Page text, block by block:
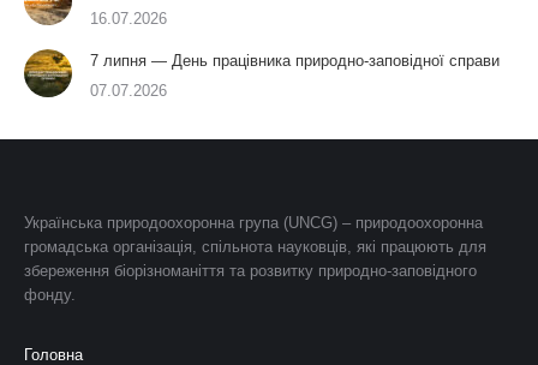
16.07.2026
7 липня — День працівника природно-заповідної справи
07.07.2026
Українська природоохоронна група (UNCG) – природоохоронна
громадська організація, спільнота науковців, які працюють для
збереження біорізноманіття та розвитку природно-заповідного
фонду.
Головна